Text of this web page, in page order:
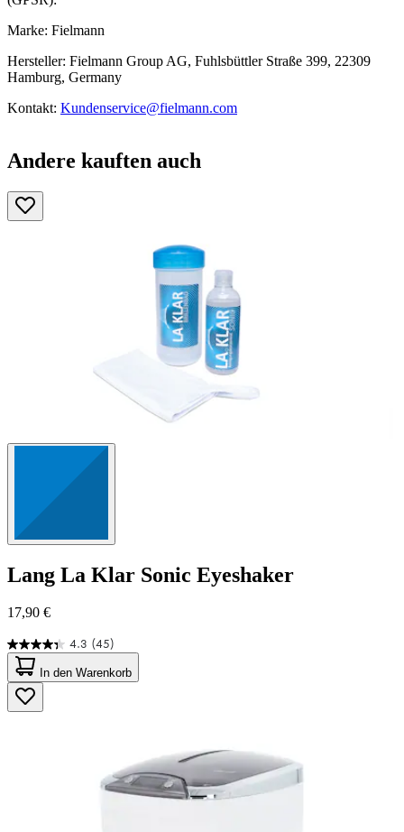
Marke: Fielmann
Hersteller: Fielmann Group AG, Fuhlsbüttler Straße 399, 22309
Hamburg, Germany
Kontakt: Kundenservice@fielmann.com
Andere kauften auch
Lang La Klar Sonic Eyeshaker
17,90 €
4.3 (45)
4.3
von
5
Sternen.
45
In den Warenkorb